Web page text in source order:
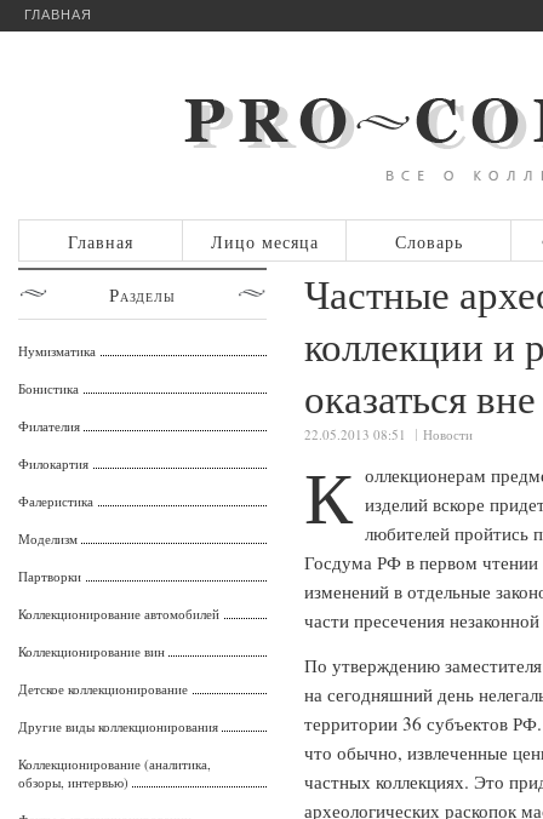
ГЛАВНАЯ
Главная Лицо месяца Словарь
Частные
коллекции и
оказаться
22.05.2013 08:51 Новости
К оллекционерам
изделий вскоре
любителей пройтись
Госдума РФ в первом чтении
изменений в отдельные
части пресечения
По утверждению
на сегодняшний день
территории 36 субъектов
что обычно, извлеченные
частных коллекциях. Это
археологических раскопок
Разделы
Нумизматика
Бонистика
Филателия
Филокартия
Фалеристика
Моделизм
Партворки
Коллекционирование автомобилей
Коллекционирование вин
Детское коллекционирование
Другие виды коллекционирования
Коллекционирование (аналитика,
обзоры, интервью)